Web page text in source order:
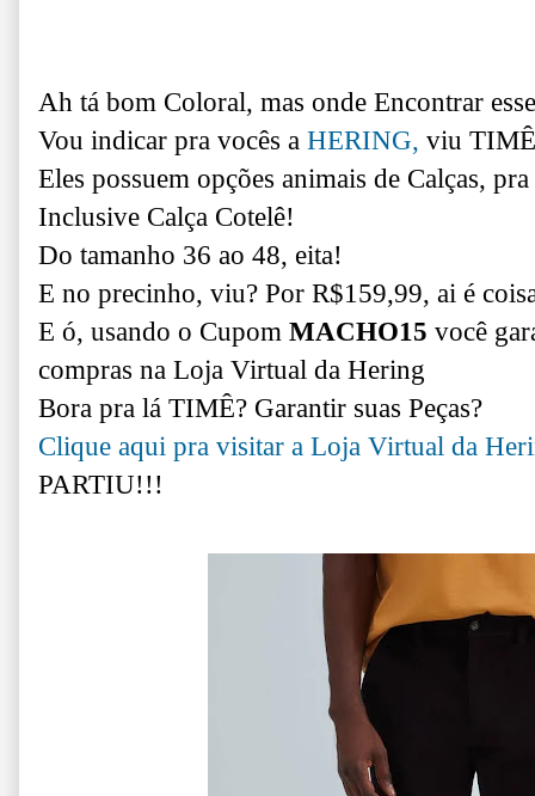
Ah tá bom Coloral, mas onde Encontrar
Vou indicar pra vocês a HERING, viu
Eles possuem opções animais de Calças,
Inclusive Calça Cotelê!
Do tamanho 36 ao 48, eita!
E no precinho, viu? Por R$159,99, ai é
E ó, usando o Cupom MACHO15 você
compras na Loja Virtual da Hering
Bora pra lá TIMÊ? Garantir suas Peças?
Clique aqui pra visitar a Loja Virtual da
PARTIU!!!